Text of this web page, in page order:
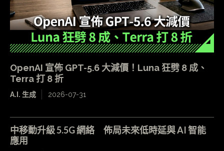
OpenAI 宣佈 GPT-5.6 大減價！Luna 狂劈 8 成、
Terra 打 8 折
A.I. 生成 2026-07-31
中移動升級 5.5G 網絡 佈局未來低時延與 AI 智能
應用